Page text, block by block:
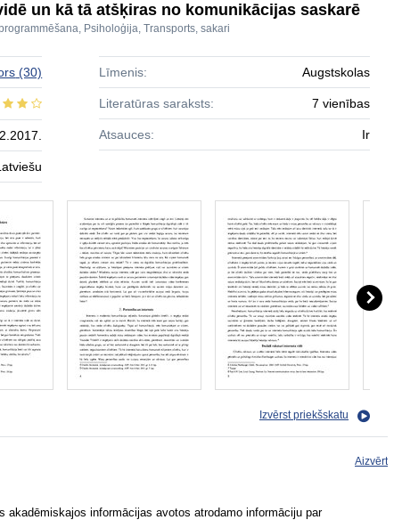
un kā tā atšķiras no komunikācijas saskarē
, Psiholoģija, Transports, sakari
(30) Līmenis: Augstskolas
Literatūras saraksts: 7 vienības
Atsauces: Ir
Izvērst priekšskatu
Aizvērt
akadēmiskajos informācijas avotos atrodamo informāciju par